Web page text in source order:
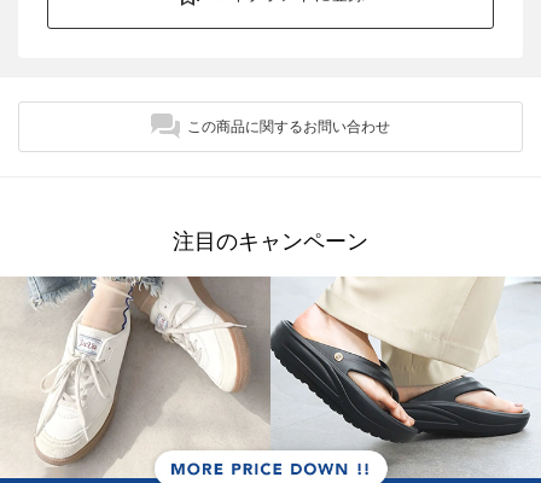
この商品に関するお問い合わせ
注目のキャンペーン